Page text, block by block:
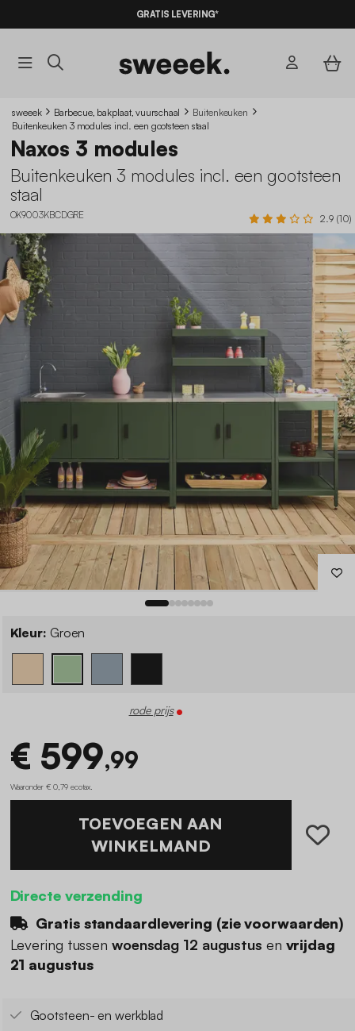
AANBIEDINGEN*MET DE CODE
GRATIS LEVERING*
sweeek Barbecue, bakplaat, vuurschaal
Buitenkeuken
Buitenkeuken 3 modules incl. een gootsteen staal
Naxos 3 modules
Buitenkeuken 3 modules incl. een gootsteen
staal
OK9003KBCDGRE 2.9 (10)
Kleur: Groen
rode prijs
€ 599,99
Waaronder € 0,79 ecotax
TOEVOEGEN AAN
WINKELMAND
Directe verzending
Gratis standaardlevering (zie voorwaarden)
Levering tussen woensdag 12 augustus en vrijdag
21 augustus
Gootsteen- en werkblad